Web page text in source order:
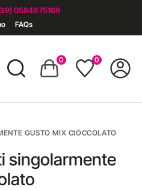
0584975169
FAQs
0 0
GUSTO MIX CIOCCOLATO
singolarmente